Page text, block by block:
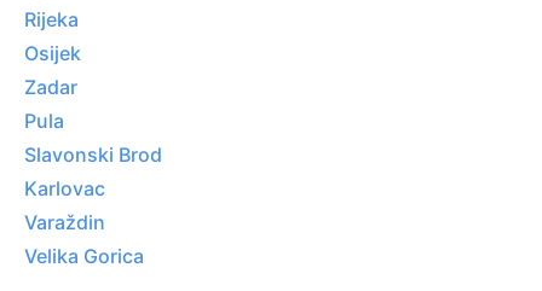
Rijeka
Osijek
Zadar
Pula
Slavonski Brod
Karlovac
Varaždin
Velika Gorica